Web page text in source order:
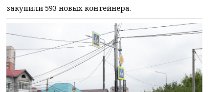
закупили 593 новых контейнера.